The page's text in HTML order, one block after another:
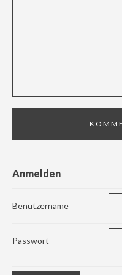
Anmelden
Benutzername
Passwort